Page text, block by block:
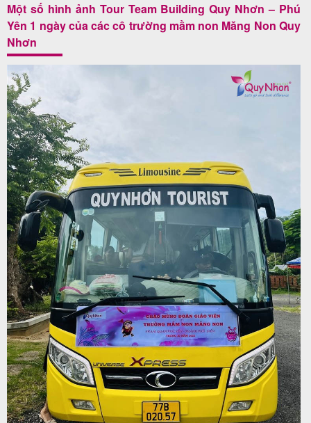
Tin
du
lịch
Về
Quy
Nhơn
Tourist
Cảm
nhận
khách
hàng
Tuyển
Một số hình ảnh Tour Team Building Quy Nhơn – Phú
Yên 1 ngày của các cô trường mầm non Măng Non Quy
Nhơn